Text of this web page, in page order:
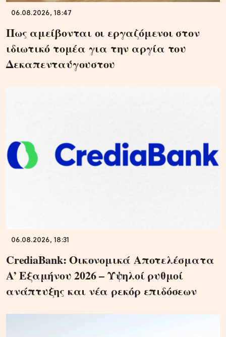
06.08.2026, 18:47
Πως αμείβονται οι εργαζόμενοι στον
ιδιωτικό τομέα για την αργία του
Δεκαπενταύγουστου
06.08.2026, 18:31
CrediaBank: Οικονομικά Αποτελέσματα
A’ Εξαμήνου 2026 – Υψηλοί ρυθμοί
ανάπτυξης και νέα ρεκόρ επιδόσεων